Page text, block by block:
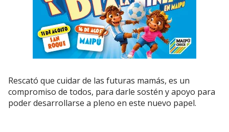
Rescató que cuidar de las futuras mamás, es un
compromiso de todos, para darle sostén y apoyo para
poder desarrollarse a pleno en este nuevo papel.